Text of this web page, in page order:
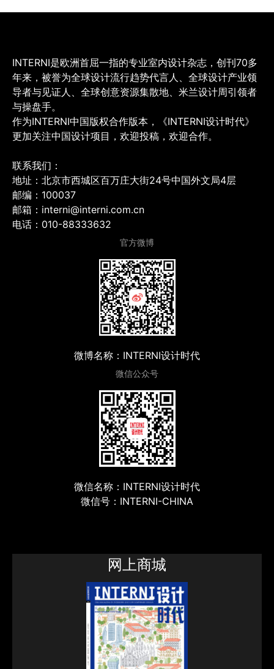
INTERNI是欧洲首屈一指的专业室内设计杂志，创刊70多
年来，被誉为全球设计流行趋势代言人、全球设计产业领
导者与见证人、全球创意资源集散地、米兰设计周引领者
与操盘手。
作为INTERNI中国版权合作版本，《INTERNI设计时代》
更加关注中国设计项目，欢迎投稿，欢迎合作。
联系我们：
地址：北京市西城区百万庄大街24号中国外文局4层
邮编：100037
邮箱：interni@interni.com.cn
电话：010-88333632
官方微博
微博名称：INTERNI设计时代
微信公众号
微信名称：INTERNI设计时代
微信号：INTERNI-CHINA
网上商城